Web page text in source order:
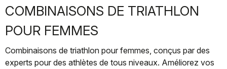
directement
COMBINAISONS DE TRIATHLON
POUR FEMMES
Combinaisons de triathlon pour femmes, conçus par des
experts pour des athlètes de tous niveaux. Améliorez vos